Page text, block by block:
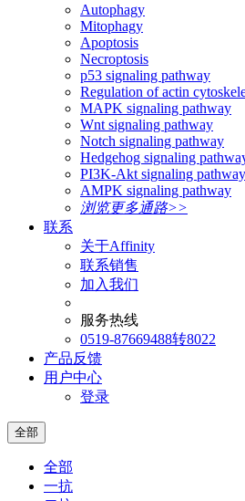
Autophagy
Mitophagy
Apoptosis
Necroptosis
p53 signaling pathway
Regulation of actin
MAPK signaling pathway
Wnt signaling pathway
Notch signaling pathway
Hedgehog signaling
PI3K-Akt signaling pathway
AMPK signaling pathway
浏览更多通路>>
联系
关于Affinity
联系销售
加入我们
服务热线
0519-87669488转8022
产品反馈
用户中心
登录
全部
全部
一抗